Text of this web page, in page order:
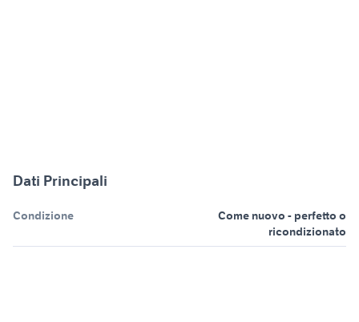
Dati Principali
Condizione
Come nuovo - perfetto o
ricondizionato